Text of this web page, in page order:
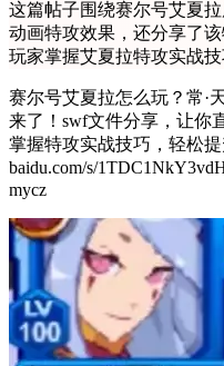
这篇帖子围绕赛尔号艾夏
动画特攻效果，还分享了
玩家掌握艾夏拉特攻实战技
赛尔号艾夏拉怎么玩？常·
来了！swf文件分享，让你
掌握特攻实战技巧，轻松提
baidu.com/s/
mycz